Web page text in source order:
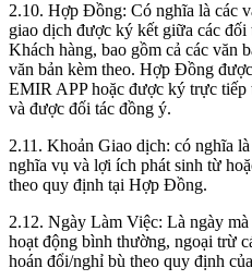
2.10. Hợp Đồng: Có nghĩa là các
giao dịch được ký kết giữa các đối
Khách hàng, bao gồm cả các văn
văn bản kèm theo. Hợp Đồng
EMIR APP hoặc được ký trực
và được đối tác đồng ý.
2.11. Khoản Giao dịch: có nghĩa
nghĩa vụ và lợi ích phát sinh từ
theo quy định tại Hợp Đồng.
2.12. Ngày Làm Việc: Là ngày
hoạt động bình thường, ngoại trừ
hoán đổi/nghỉ bù theo quy định